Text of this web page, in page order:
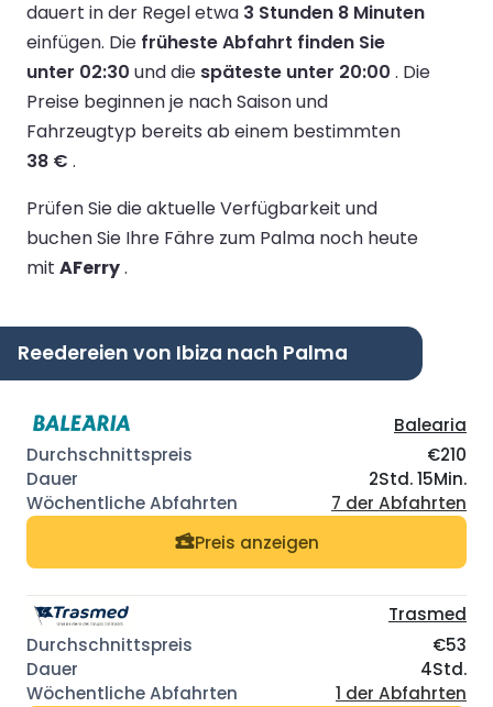
dauert in der Regel etwa 3 Stunden 8 Minuten
einfügen. Die früheste Abfahrt finden Sie
unter 02:30 und die späteste unter 20:00 . Die
Preise beginnen je nach Saison und
Fahrzeugtyp bereits ab einem bestimmten
38 € .
Prüfen Sie die aktuelle Verfügbarkeit und
buchen Sie Ihre Fähre zum Palma noch heute
mit AFerry.
Reedereien von Ibiza nach Palma
Balearia
€210
2Std. 15Min.
7 der Abfahrten
Preis anzeigen
Trasmed
€53
4Std.
1 der Abfahrten